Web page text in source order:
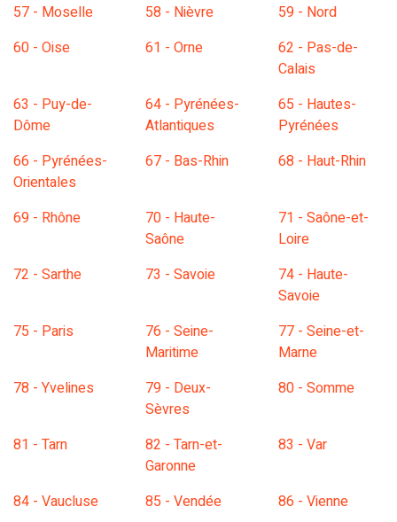
57 - Moselle 58 - Nièvre
59 - Nord
60 - Oise
61 - Orne
62 - Pas-de-
Calais
63 - Puy-de-
Dôme
64 - Pyrénées-
Atlantiques
65 - Hautes-
Pyrénées
66 - Pyrénées-
Orientales
67 - Bas-Rhin 68 - Haut-Rhin
69 - Rhône
70 - Haute-
Saône
71 - Saône-et-
Loire
72 - Sarthe
73 - Savoie
74 - Haute-
Savoie
75 - Paris
76 - Seine-
Maritime
77 - Seine-et-
Marne
78 - Yvelines
79 - Deux-
Sèvres
80 - Somme
81 - Tarn
82 - Tarn-et-
Garonne
83 - Var
84 - Vaucluse 85 - Vendée
86 - Vienne